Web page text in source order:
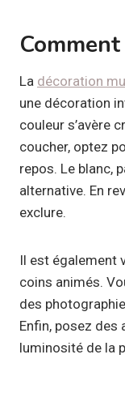
La décoration
une décoration
couleur s’avère
coucher, optez
repos. Le blanc,
alternative. En
exclure.
Il est également
coins animés.
des
Enfin, posez des
luminosité de la